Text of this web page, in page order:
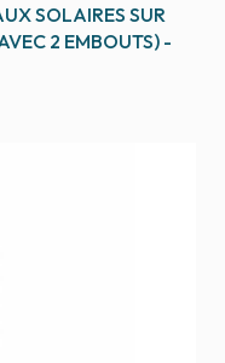
SOLAIRES SUR
2 EMBOUTS) -